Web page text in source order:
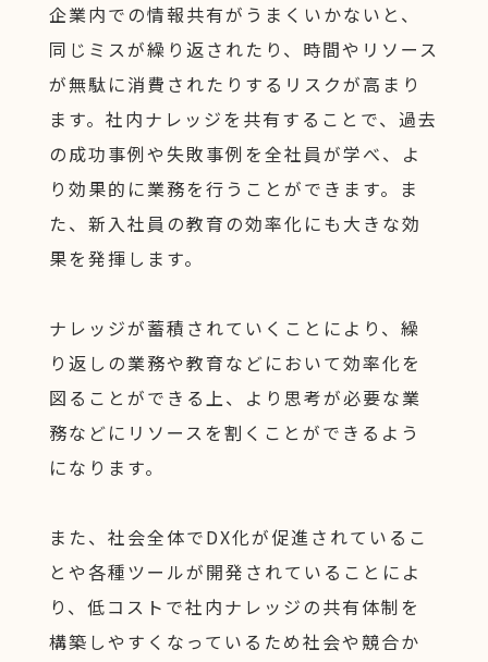
企業内での情報共有がうまくいかないと、
同じミスが繰り返されたり、時間やリソース
が無駄に消費されたりするリスクが高まり
ます。社内ナレッジを共有することで、過去
の成功事例や失敗事例を全社員が学べ、よ
り効果的に業務を行うことができます。ま
た、新入社員の教育の効率化にも大きな効
果を発揮します。
ナレッジが蓄積されていくことにより、繰
り返しの業務や教育などにおいて効率化を
図ることができる上、より思考が必要な業
務などにリソースを割くことができるよう
になります。
また、社会全体でDX化が促進されているこ
とや各種ツールが開発されていることによ
り、低コストで社内ナレッジの共有体制を
構築しやすくなっているため社会や競合か